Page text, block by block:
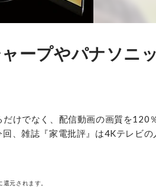
ープやパナソニ
けでなく、配信動画の画質を120
、雑誌『家電批評』は4Kテレビの
元されます。